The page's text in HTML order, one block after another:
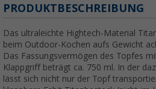
PRODUKTBESCHREIBUNG
Das ultraleichte Hightech-Material
beim Outdoor-Kochen aufs Gewicht
Das Fassungsvermögen des Topfes
Klappgriff beträgt ca. 750 ml. In der
lässt sich nicht nur der Topf